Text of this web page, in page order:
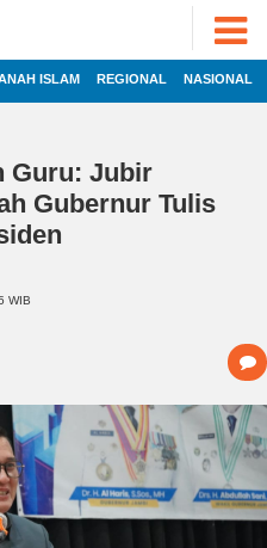
ISLAM REGIONAL NASIONAL
Guru: Jubir
Gubernur Tulis
WIB